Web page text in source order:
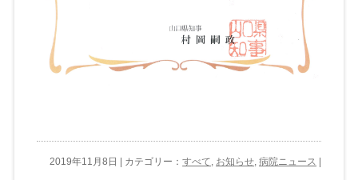
2019年11月8日 | カテゴリー：すべて, お知らせ,病院ニュース